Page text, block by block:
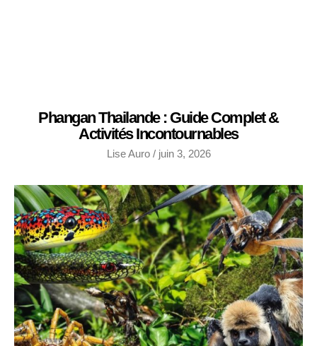
Phangan Thailande : Guide Complet &
Activités Incontournables
Lise Auro juin 3, 2026